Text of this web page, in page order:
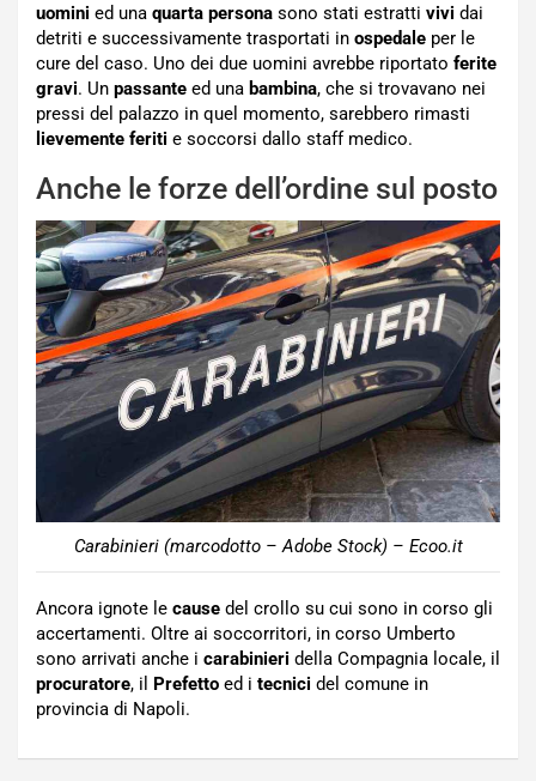
uomini ed una quarta persona sono stati estratti vivi dai
detriti e successivamente trasportati in ospedale per le
cure del caso. Uno dei due uomini avrebbe riportato ferite
gravi. Un passante ed una bambina, che si trovavano nei
pressi del palazzo in quel momento, sarebbero rimasti
lievemente feriti e soccorsi dallo staff medico.
Anche le forze dell’ordine sul posto
Carabinieri (marcodotto – Adobe Stock) – Ecoo.it
Ancora ignote le cause del crollo su cui sono in corso gli
accertamenti. Oltre ai soccorritori, in corso Umberto
sono arrivati anche i carabinieri della Compagnia locale, il
procuratore, il Prefetto ed i tecnici del comune in
provincia di Napoli.